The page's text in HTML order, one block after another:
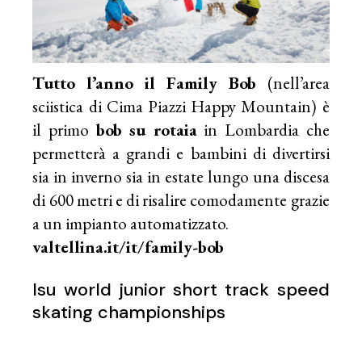
Tutto l’anno il Family Bob (nell’area
sciistica di Cima Piazzi Happy Mountain) è
il primo bob su rotaiain Lombardia che
permetterà a grandi e bambini di divertirsi
sia in inverno sia in estate lungo una discesa
di 600 metri e di risalire comodamente grazie
a un impianto automatizzato.
valtellina.it/it/family-bob
Isu world junior short track speed
skating championships